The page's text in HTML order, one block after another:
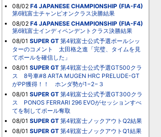
08/02 F4 JAPANESE CHAMPIONSHIP (FIA-F4)
第6戦富士チャンピオンクラス決勝結果
08/02 F4 JAPANESE CHAMPIONSHIP (FIA-F4)
第6戦富士インディペンデントクラス決勝結果
08/01 SUPER GT 第4戦富士公式予選ポールシッ
ターのコメント 太田格之進「完璧、タイムを見
てポールを確信した」
08/01 SUPER GT 第4戦富士公式予選GT500クラ
ス 8号車#8 ARTA MUGEN HRC PRELUDE-GT
がPP獲得！！ ホンダ勢が1−2−３
08/01 SUPER GT 第4戦富士公式予選GT300クラ
ス PONOS FERRARI 296 EVOがセッションすべ
てを制してポール奪取
08/01 SUPER GT 第4戦富士ノックアウトQ2結果
08/01 SUPER GT 第4戦富士ノックアウトQ1結果